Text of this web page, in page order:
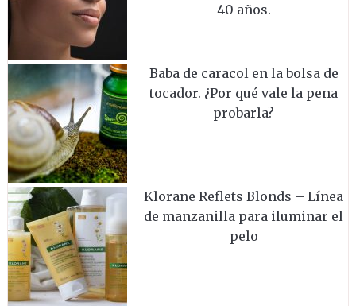
40 años.
Baba de caracol en la bolsa de
tocador. ¿Por qué vale la pena
probarla?
Klorane Reflets Blonds – Línea
de manzanilla para iluminar el
pelo